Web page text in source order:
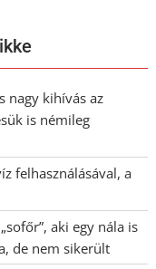
nagy kihívás az
is némileg
felhasználásával, a
aki egy nála is
de nem sikerült